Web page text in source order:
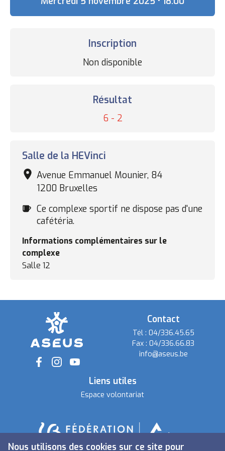
Complexe
sportif
Salle de la HEVinci
Avenue Emmanuel Mounier, 84
1200 Bruxelles
Cafétéria
Ce complexe sportif ne dispose pas d'une
cafétéria.
Informations complémentaires sur le
complexe
Salle 12
Inscription
Non disponible
Résultat
6 - 2
Social
Contact
Tél : 04/336.45.65
Fax :04/336.66.83
info@aseus.be
Liens utiles
Espace volontariat
Nous utilisons des cookies sur ce site pour